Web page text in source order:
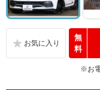
無
料
※お